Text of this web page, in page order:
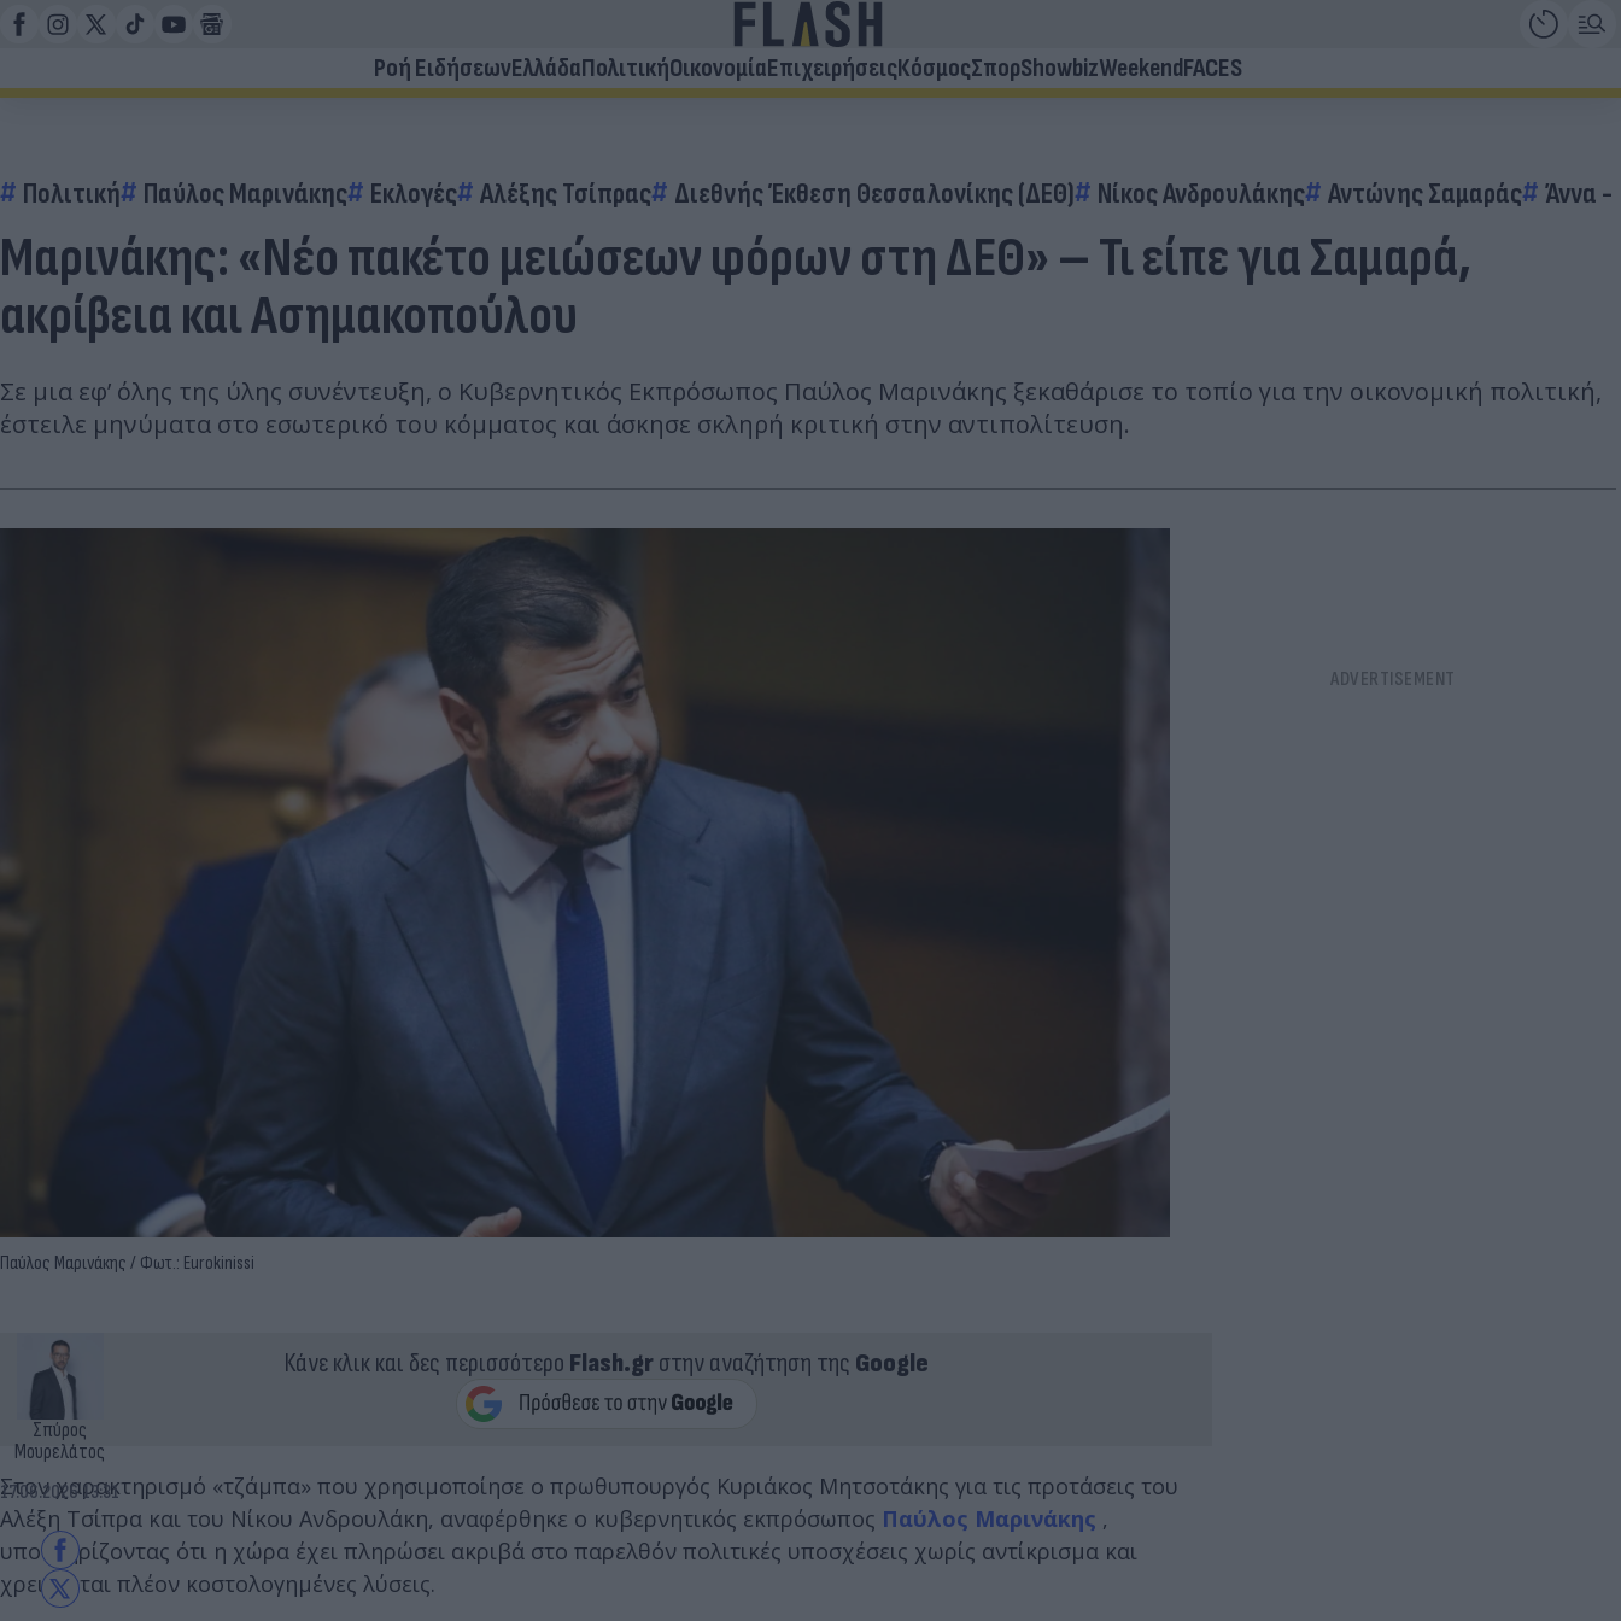
Ροή ΕιδήσεωνΕλλάδαΠολιτικήΟικονομίαΕπιχειρήσειςΚόσμοςΣπορShowbizWeekendFACES
Πολιτική Παύλος Μαρινάκης Εκλογές Αλέξης Τσίπρας Διεθνής Έκθεση Θεσσαλονίκης (ΔΕΘ) Νίκος Ανδρουλάκης Αντώνης Σαμαράς Άννα -
Μαρινάκης: «Νέο πακέτο μειώσεων φόρων στη ΔΕΘ» – Τι είπε για Σαμαρά,
ακρίβεια και Ασημακοπούλου
Σε μια εφ’ όλης της ύλης συνέντευξη, ο Κυβερνητικός Εκπρόσωπος Παύλος Μαρινάκης ξεκαθάρισε το τοπίο για την οικονομική πολιτική,
έστειλε μηνύματα στο εσωτερικό του κόμματος και άσκησε σκληρή κριτική στην αντιπολίτευση.
Παύλος Μαρινάκης / Φωτ.: Eurokinissi
Σπύρος
Μουρελάτος
17.06.2026 13:31
Κάνε κλικ και δες περισσότερο Flash.grστην αναζήτηση της Google
Στον χαρακτηρισμό «τζάμπα» που χρησιμοποίησε ο πρωθυπουργός Κυριάκος Μητσοτάκης για τις προτάσεις του
Αλέξη Τσίπρα και του Νίκου Ανδρουλάκη, αναφέρθηκε ο κυβερνητικός εκπρόσωπος Παύλος Μαρινάκης ,
υποστηρίζοντας ότι η χώρα έχει πληρώσει ακριβά στο παρελθόν πολιτικές υποσχέσεις χωρίς αντίκρισμα και
χρειάζεται πλέον κοστολογημένες λύσεις.